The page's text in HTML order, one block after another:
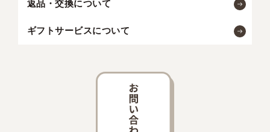
返品・交換について
ギフトサービスについて